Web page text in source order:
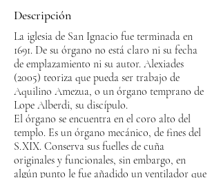
Descripción
La iglesia de San Ignacio fue terminada en
1691. De su órgano no está claro ni su fecha
de emplazamiento ni su autor. Alexiades
(2005) teoriza que pueda ser trabajo de
Aquilino Amezua, o un órgano temprano de
Lope Alberdi, su discípulo.
El órgano se encuentra en el coro alto del
templo. Es un órgano mecánico, de fines del
S.XIX. Conserva sus fuelles de cuña
originales y funcionales, sin embargo, en
algún punto le fue añadido un ventilador que